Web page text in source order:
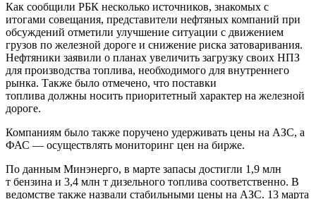
Как сообщили РБК несколько источников, знакомых с
итогами совещания, представители нефтяных компаний при
обсуждений отметили улучшение ситуации с движением
грузов по железной дороге и снижение риска затоваривания.
Нефтяники заявили о планах увеличить загрузку своих НПЗ
для производства топлива, необходимого для внутреннего
рынка. Также было отмечено, что поставки
топлива должны носить приоритетный характер на железной
дороге.
Компаниям было также поручено удерживать цены на АЗС, а
ФАС — осуществлять мониторинг цен на бирже.
По данным Минэнерго, в марте запасы достигли 1,9 млн
т бензина и 3,4 млн т дизельного топлива соответственно. В
ведомстве также назвали стабильными цены на АЗС. 13 марта